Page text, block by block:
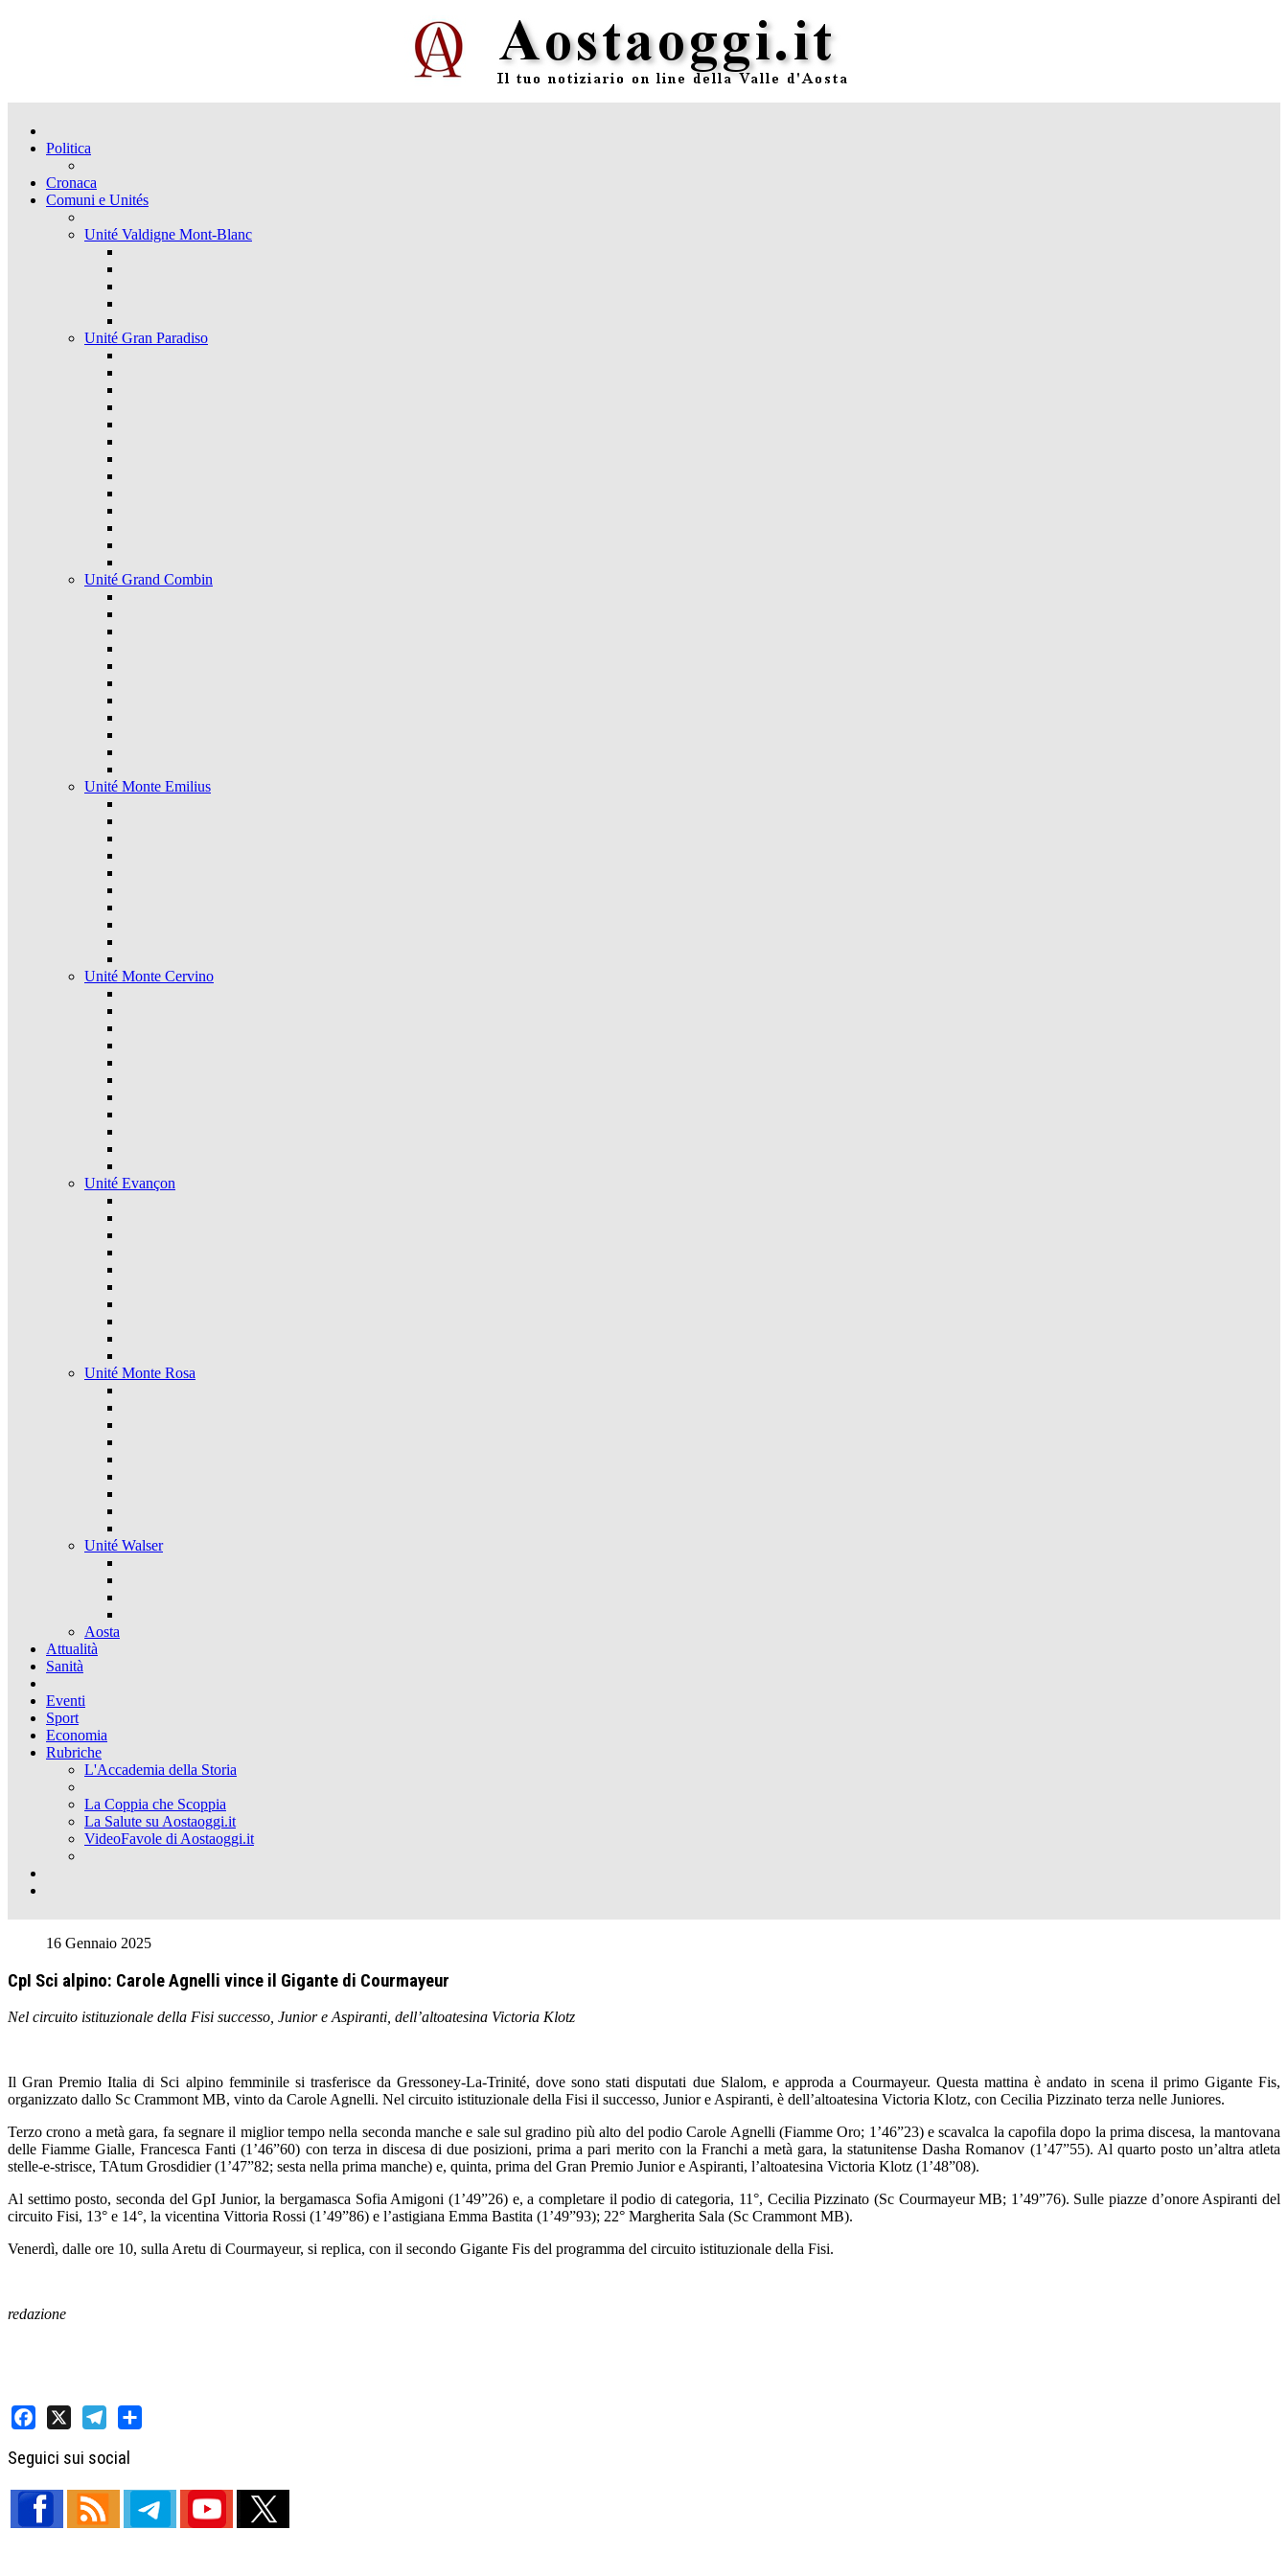
Politica
Cronaca
Comuni e Unités
Unité Valdigne Mont-Blanc
Unité Gran Paradiso
Unité Grand Combin
Unité Monte Emilius
Unité Monte Cervino
Unité Evançon
Unité Monte Rosa
Unité Walser
Aosta
Attualità
Sanità
Eventi
Sport
Economia
Rubriche
L'Accademia della Storia
La Coppia che Scoppia
La Salute su Aostaoggi.it
VideoFavole di Aostaoggi.it
16 Gennaio 2025
CpI Sci alpino: Carole Agnelli vince il Gigante di Courmayeur
Nel circuito istituzionale della Fisi successo, Junior e Aspiranti, dell’altoatesina Victoria Klotz
Il Gran Premio Italia di Sci alpino femminile si trasferisce da Gressoney-La-Trinité, dove sono stati disputati due Slalom, e approda a Courmayeur. Questa mattina è andato in scena il primo Gigante Fis,
organizzato dallo Sc Crammont MB, vinto da Carole Agnelli. Nel circuito istituzionale della Fisi il successo, Junior e Aspiranti, è dell’altoatesina Victoria Klotz, con Cecilia Pizzinato terza nelle Juniores.
Terzo crono a metà gara, fa segnare il miglior tempo nella seconda manche e sale sul gradino più alto del podio Carole Agnelli (Fiamme Oro; 1’46”23) e scavalca la capofila dopo la prima discesa, la mantovana
delle Fiamme Gialle, Francesca Fanti (1’46”60) con terza in discesa di due posizioni, prima a pari merito con la Franchi a metà gara, la statunitense Dasha Romanov (1’47”55). Al quarto posto un’altra atleta
stelle-e-strisce, TAtum Grosdidier (1’47”82; sesta nella prima manche) e, quinta, prima del Gran Premio Junior e Aspiranti, l’altoatesina Victoria Klotz (1’48”08).
Al settimo posto, seconda del GpI Junior, la bergamasca Sofia Amigoni (1’49”26) e, a completare il podio di categoria, 11°, Cecilia Pizzinato (Sc Courmayeur MB; 1’49”76). Sulle piazze d’onore Aspiranti del
circuito Fisi, 13° e 14°, la vicentina Vittoria Rossi (1’49”86) e l’astigiana Emma Bastita (1’49”93); 22° Margherita Sala (Sc Crammont MB).
Venerdì, dalle ore 10, sulla Aretu di Courmayeur, si replica, con il secondo Gigante Fis del programma del circuito istituzionale della Fisi.
redazione
Seguici sui social